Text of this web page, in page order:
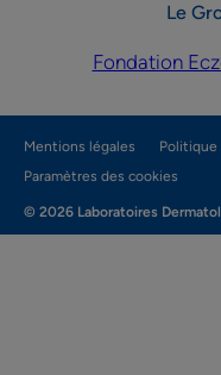
Le
Fondation
Mentions légales
Paramètres des cookies
© 2026 Laboratoires